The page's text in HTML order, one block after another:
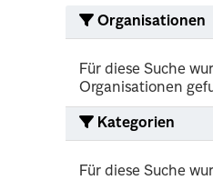
Organisationen
Für diese Suche
Organisationen
Kategorien
Für diese Suche